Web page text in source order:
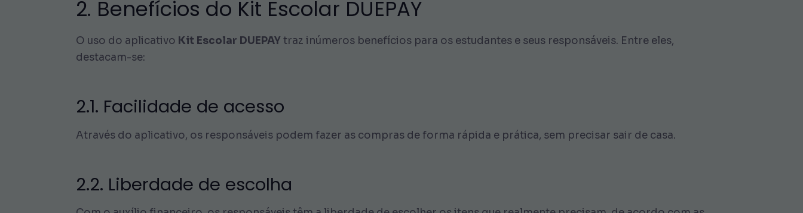
2. Benefícios do Kit Escolar DUEPAY
O uso do aplicativo Kit Escolar DUEPAYtraz inúmeros benefícios para os estudantes e seus responsáveis. Entre eles,
destacam-se:
2.1. Facilidade de acesso
Através do aplicativo, os responsáveis podem fazer as compras de forma rápida e prática, sem precisar sair de casa.
2.2. Liberdade de escolha